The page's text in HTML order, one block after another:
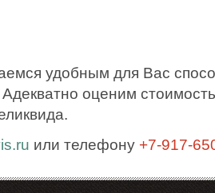
удобным для Вас
оценим
или телефону +7-917-